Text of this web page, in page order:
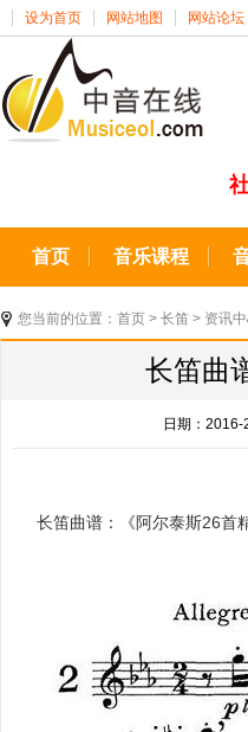
设为首页 网站地图 网站论坛
首页 音乐课程
您当前的位置： 首页 > 长笛 > 资讯
长笛曲
日期：
长笛曲谱：《阿尔泰斯26首